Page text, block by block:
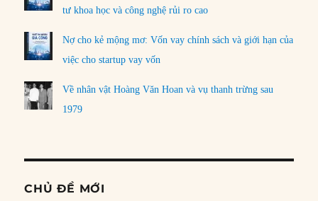
tư khoa học và công nghệ rủi ro cao
Nợ cho kẻ mộng mơ: Vốn vay chính sách và giới hạn của
việc cho startup vay vốn
Về nhân vật Hoàng Văn Hoan và vụ thanh trừng sau
1979
CHỦ ĐỀ MỚI